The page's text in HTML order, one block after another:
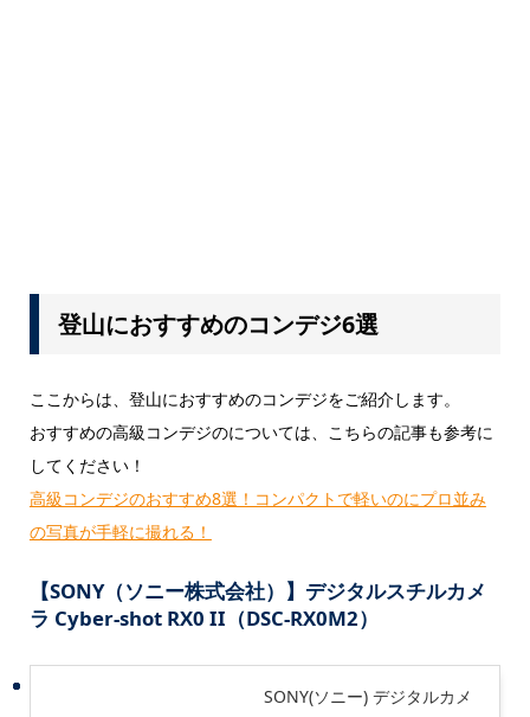
登山におすすめのコンデジ6選
ここからは、登山におすすめのコンデジをご紹介します。
おすすめの高級コンデジのについては、こちらの記事も参考に
してください！
高級コンデジのおすすめ8選！コンパクトで軽いのにプロ並み
の写真が手軽に撮れる！
【SONY（ソニー株式会社）】デジタルスチルカメ
ラ Cyber-shot RX0 II（DSC-RX0M2）
SONY(ソニー) デジタルカメ